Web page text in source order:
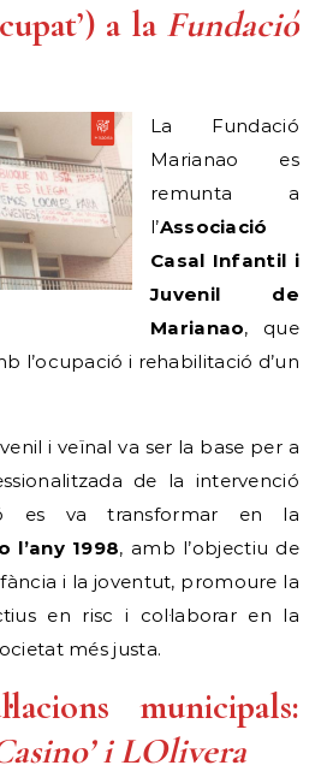
a la Fundació
La Fundació
Marianao es
remunta a
l’Associació
Casal Infantil i
Juvenil de
Marianao, que
l’ocupació i rehabilitació d’un
i veïnal va ser la base per a
de la intervenció
es va transformar en la
l’any 1998, amb l’objectiu de
i la joventut, promoure la
en risc i col·laborar en la
més justa.
municipals:
i LOlivera